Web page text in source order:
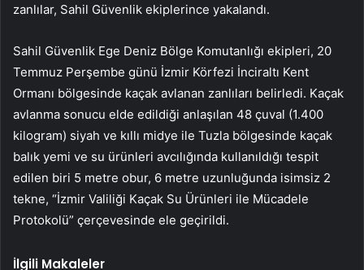
zanlılar, Sahil Güvenlik ekiplerince yakalandı.
Sahil Güvenlik Ege Deniz Bölge Komutanlığı ekipleri, 20
Temmuz Perşembe günü İzmir Körfezi İnciraltı Kent
Ormanı bölgesinde kaçak avlanan zanlıları belirledi. Kaçak
avlanma sonucu elde edildiği anlaşılan 48 çuval (1.400
kilogram) siyah ve kıllı midye ile Tuzla bölgesinde kaçak
balık yemi ve su ürünleri avcılığında kullanıldığı tespit
edilen biri 5 metre obur, 6 metre uzunluğunda isimsiz 2
tekne, “İzmir Valiliği Kaçak Su Ürünleri ile Mücadele
Protokolü” çerçevesinde ele geçirildi.
İlgili Makaleler